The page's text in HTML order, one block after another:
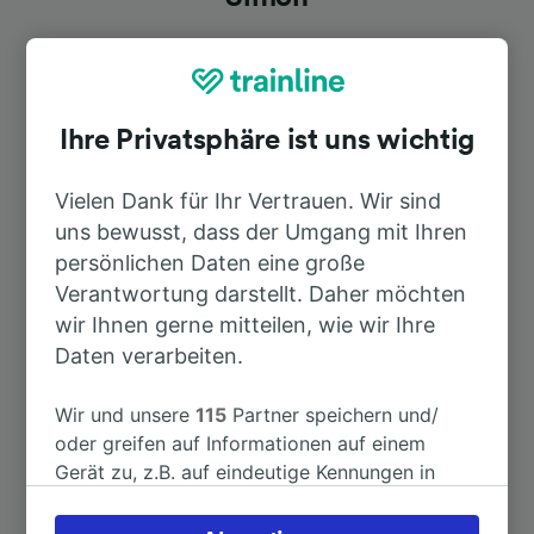
Nach Toulouse Matabiau 12min
Nach Latour-de-Carol – Enveitg 2h 27min
Nach St-Agne 5min
Nach Muret
Nach Paris 5h 8min
Ihre Privatsphäre ist uns wichtig
Vielen Dank für Ihr Vertrauen. Wir sind
uns bewusst, dass der Umgang mit Ihren
persönlichen Daten eine große
Verantwortung darstellt. Daher möchten
wir Ihnen gerne mitteilen, wie wir Ihre
Daten verarbeiten.
Wir und unsere115 Partner speichern und/
oder greifen auf Informationen auf einem
Gerät zu, z.B. auf eindeutige Kennungen in
verarbeiten. Sie können Ihre Präferenzen